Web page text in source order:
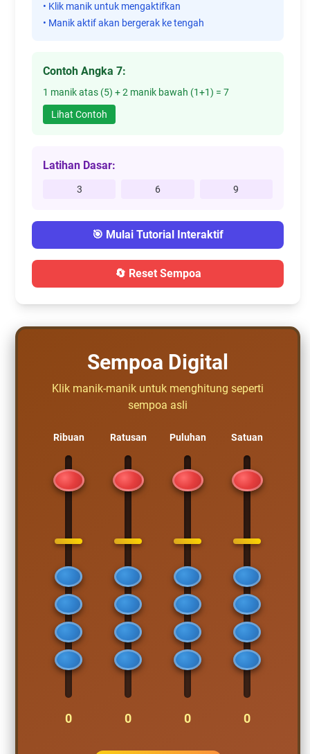
• Klik manik untuk mengaktifkan
• Manik aktif akan bergerak ke tengah
Contoh Angka 7:
1 manik atas (5) + 2 manik bawah (1+1) = 7
Lihat Contoh
Latihan Dasar:
3 6 9
🎯 Mulai Tutorial Interaktif
🔄 Reset Sempoa
Sempoa Digital
Klik manik-manik untuk menghitung seperti
sempoa asli
Ribuan
0
Ratusan
0
Puluhan
0
Satuan
0